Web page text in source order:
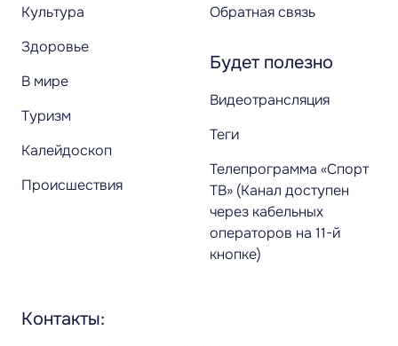
Культура
Здоровье
В мире
Туризм
Калейдоскоп
Происшествия
Обратная связь
Будет полезно
Видеотрансляция
Теги
Телепрограмма «Спорт
ТВ» (Канал доступен
через кабельных
операторов на 11-й
кнопке)
Контакты: